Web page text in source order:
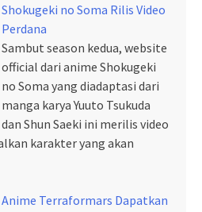
Shokugeki no Soma Rilis Video
Perdana
Sambut season kedua, website
official dari anime Shokugeki
no Soma yang diadaptasi dari
manga karya Yuuto Tsukuda
dan Shun Saeki ini merilis video
karakter yang akan
Anime Terraformars Dapatkan